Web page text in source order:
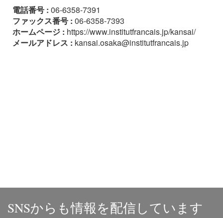
電話番号 : 06-6358-7391
ファックス番号 : 06-6358-7393
ホームページ : https://www.institutfrancais.jp/kansai/
メールアドレス : kansai.osaka@institutfrancais.jp
SNSからも情報を配信しています